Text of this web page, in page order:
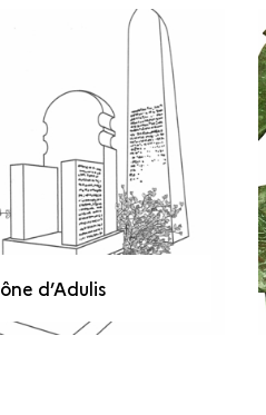
d’Adulis